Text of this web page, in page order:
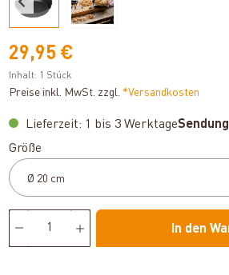
29,95 €
Inhalt: 1 Stück
Preise inkl. MwSt. zzgl. *Versandkosten
Lieferzeit: 1 bis 3 Werktage
Größe
In den